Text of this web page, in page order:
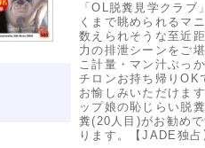
「OL脱糞見学クラ
くまで眺められるマ
数えられそうな至近
力の排泄シーンをご
こ計量・マン汁ぶっ
チロンお持ち帰りOK
お愉しみいただけま
ップ娘の恥じらい脱
糞(20人目)がお勧め
ります。【JADE独占